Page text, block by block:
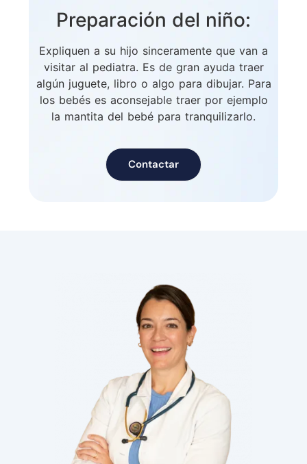
Preparación del niño:
Expliquen a su hijo sinceramente que van a
visitar al pediatra. Es de gran ayuda traer
algún juguete, libro o algo para dibujar. Para
los bebés es aconsejable traer por ejemplo
la mantita del bebé para tranquilizarlo.
Contactar